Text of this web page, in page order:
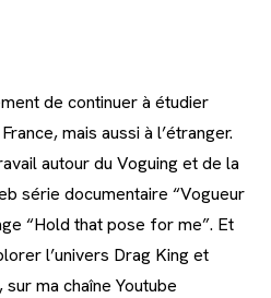
de continuer à étudier
mais aussi à l’étranger.
autour du Voguing et de la
série documentaire “Vogueur
“Hold that pose for me”. Et
l’univers Drag King et
ma chaîne Youtube